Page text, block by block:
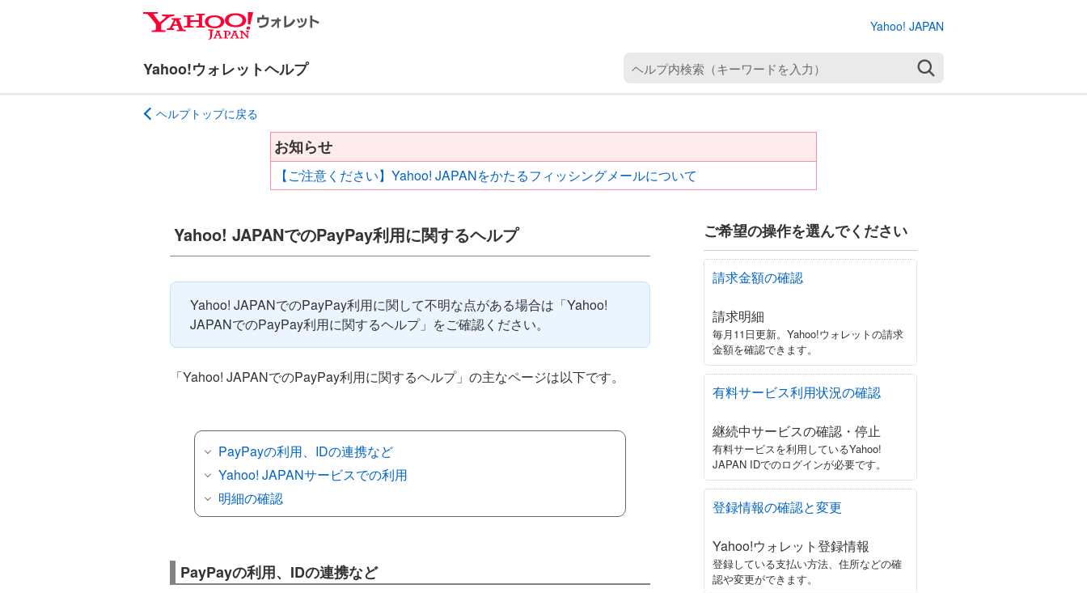
シ
ン
Yahoo! JAPAN
プ
検
索
（
ー
）
ヘルプトップに戻る
お知らせ
【ご注意ください】Yahoo! JAPANをかたるフィッシングメールについて
Yahoo! JAPANでのPayPay利用に関するヘルプ
Yahoo! JAPANでのPayPay利用に関して不明な点がある場合は「Yahoo!
JAPANでのPayPay利用に関するヘルプ」をご確認ください。
「Yahoo! JAPANでのPayPay利用に関するヘルプ」の主なページは以下です。
PayPayの利用、IDの連携など
Yahoo! JAPANサービスでの利用
明細の確認
PayPayの利用、IDの連携など
ご希望の操作を選んでください
請求金額の確認
請求明細
毎月11日更新。Yahoo!ウォレットの請求
金額を確認できます。
有料サービス利用状況の確認
継続中サービスの確認・停止
有料サービスを利用しているYahoo!
JAPAN IDでのログインが必要です。
登録情報の確認と変更
Yahoo!ウォレット登録情報
登録している支払い方法、住所などの確
認や変更ができます。